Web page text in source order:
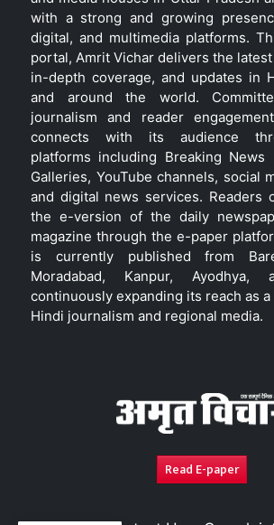
with a strong and growing
digital, and multimedia platforms.
portal, Amrit Vichar delivers the
in-depth coverage, and updates in
and around the world.
journalism and reader
connects with its audience
platforms including Breaking News
Galleries, YouTube channels, social
and digital news services. Readers
the e-version of the daily
magazine through the e-paper
is currently published from
Moradabad, Kanpur, Ayodhya,
continuously expanding its reach as
Hindi journalism and regional media.
Read E-paper